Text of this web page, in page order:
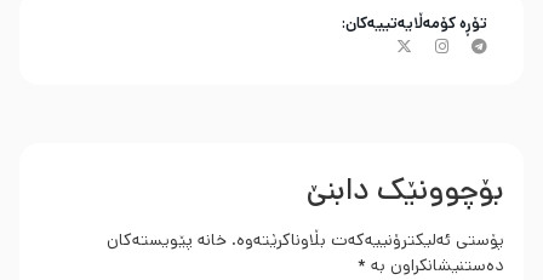
تۆڕە کۆمەڵایەتییەکان:
بۆچوونێک دابنێ
پۆستی ئەلیکترۆنییەکەت بڵاوناکرێتەوە. خانە پێویستەکان
دەستنیشانکراون بە *